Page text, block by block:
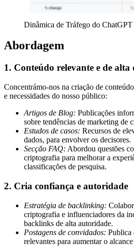
Dinâmica de Tráfego do ChatGPT
Abordagem
1. Conteúdo relevante e de
Concentrámo-nos na criação de
e necessidades do nosso público:
Artigos de Blog: Publicações
sobre tendências de marketing de
Estudos de casos: Recursos de
dados, para envolver os decisores.
Secção FAQ: Abordou questões
criptografia para melhorar a
classificações de pesquisa.
2. Cria confiança e autoridade
Estratégia de backlinking:
criptografia e influenciadores da
backlinks de alta autoridade.
Postagens de convidados: Publica
relevantes para aumentar o